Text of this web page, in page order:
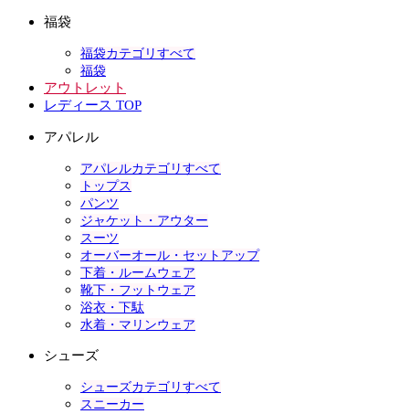
福袋
福袋カテゴリすべて
福袋
アウトレット
レディース TOP
アパレル
アパレルカテゴリすべて
トップス
パンツ
ジャケット・アウター
スーツ
オーバーオール・セットアップ
下着・ルームウェア
靴下・フットウェア
浴衣・下駄
水着・マリンウェア
シューズ
シューズカテゴリすべて
スニーカー